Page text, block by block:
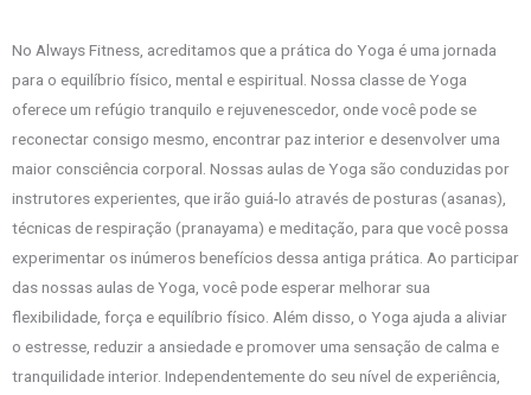
No Always Fitness, acreditamos que a prática do Yoga é uma jornada
para o equilíbrio físico, mental e espiritual. Nossa classe de Yoga
oferece um refúgio tranquilo e rejuvenescedor, onde você pode se
reconectar consigo mesmo, encontrar paz interior e desenvolver uma
maior consciência corporal. Nossas aulas de Yoga são conduzidas por
instrutores experientes, que irão guiá-lo através de posturas (asanas),
técnicas de respiração (pranayama) e meditação, para que você possa
experimentar os inúmeros benefícios dessa antiga prática. Ao participar
das nossas aulas de Yoga, você pode esperar melhorar sua
flexibilidade, força e equilíbrio físico. Além disso, o Yoga ajuda a aliviar
o estresse, reduzir a ansiedade e promover uma sensação de calma e
tranquilidade interior. Independentemente do seu nível de experiência,